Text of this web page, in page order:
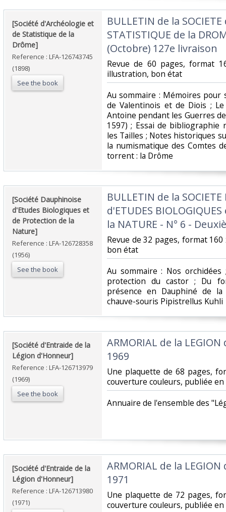
‎[Société d'Archéologie et
de Statistique de la
Drôme] ‎
Reference : LFA-126743745
(1898)
See the book
‎BULLETIN de la
STATISTIQUE de la
(Octobre) 127e livraison‎
‎Revue de 60 pages, format
illustration, bon état‎
‎Au sommaire : Mémoires
de Valentinois et de Diois ;
Antoine pendant les Guerres
1597) ; Essai de bibliographie
les Tailles ; Notes historiques
la numismatique des Comtes
torrent : la Drôme ‎
‎[Société Dauphinoise
d'Etudes Biologiques et
de Protection de la
Nature]‎
Reference : LFA-126728358
(1956)
See the book
‎BULLETIN de la
d'ETUDES
la NATURE - N° 6 -
‎Revue de 32 pages, format
bon état‎
‎Au sommaire : Nos
protection du castor ; Du
présence en Dauphiné de
chauve-souris Pipistrellus Kuhli‎
‎[Société d'Entraide de la
Légion d'Honneur]‎
Reference : LFA-126713979
(1969)
See the book
‎ARMORIAL de la LEGION
1969‎
‎Une plaquette de 68 pages,
couverture couleurs, publiée
‎Annuaire de l'ensemble des
‎[Société d'Entraide de la
Légion d'Honneur]‎
Reference : LFA-126713980
(1971)
‎ARMORIAL de la LEGION
1971‎
‎Une plaquette de 72 pages,
couverture couleurs, publiée